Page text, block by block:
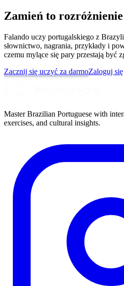
Zamień to
Falando uczy portugalskiego z
słownictwo, nagrania, przykłady i
czemu mylące się pary przestają być
Zacznij się uczyć za darmoZaloguj się
Master Brazilian Portuguese with
exercises, and cultural insights.